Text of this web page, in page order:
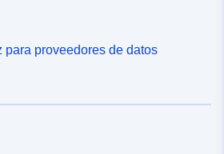
para proveedores de datos